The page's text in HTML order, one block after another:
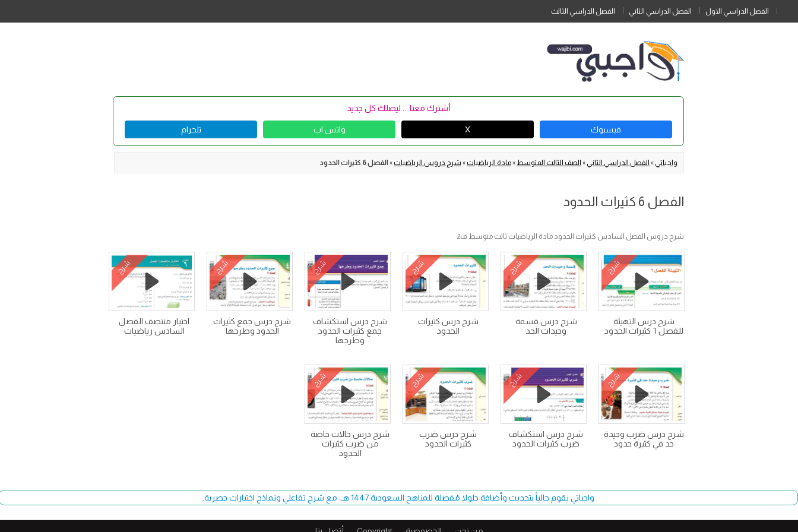
الفصل الدراسي الاول الفصل الدراسي الثاني الفصل الدراسي الثالث
أشترك معنا ... ليصلك كل جديد
فيسبوك X واتس اب تلجرام
واجباتي » الفصل الدراسي الثاني » الصف الثالث المتوسط »مادة الرياضيات» شرح دروس الرياضيات» الفصل 6 كثيرات الحدود
الفصل 6 كثيرات الحدود
شرح دروس الفصل السادس كثيرات الحدود مادة الرياضيات ثالث متوسط ف2
شرح
شرح درس التهيئة
للفصل ٦ كثيرات الحدود
شرح
شرح درس قسمة
وحيدات الحد
شرح
شرح درس كثيرات
الحدود
شرح
شرح درس استكشاف
جمع كثيرات الحدود
وطرحها
شرح
شرح درس جمع كثيرات
الحدود وطرحها
شرح
اختبار منتصف الفصل
السادس رياضيات
شرح
شرح درس ضرب وحيدة
حد في كثيرة حدود
شرح
شرح درس استكشاف
ضرب كثيرات الحدود
شرح
شرح درس ضرب
كثيرات الحدود
شرح
شرح درس حالات خاصة
من ضرب كثيرات
الحدود
واجباتي يقوم حالياً بتحديث وأضافة حلولا مُفصلة للمناهج السعودية 1447 هـ، مع شرح تفاعلي ونماذج اختبارات حصرية.